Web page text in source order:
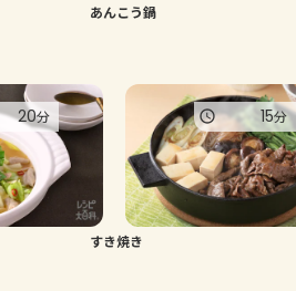
あんこう鍋
20分
すき焼き
15分